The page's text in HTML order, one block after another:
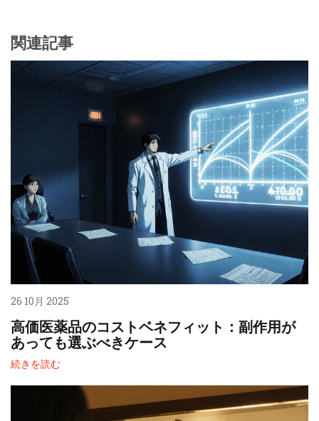
関連記事
26 10月 2025
高価医薬品のコストベネフィット：副作用が
あっても選ぶべきケース
続きを読む